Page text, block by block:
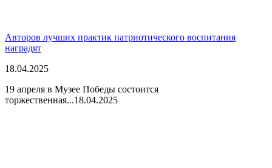
Авторов лучших практик патриотического воспитания
наградят
18.04.2025
19 апреля в Музее Победы состоится
торжественная...18.04.2025